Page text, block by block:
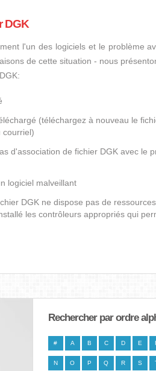
DGK
l'un des logiciels et le problème
de cette situation - nous
(téléchargez à nouveau le
courriel)
d'association de fichier DGK avec le
logiciel malveillant
DGK ne dispose pas de
les contrôleurs appropriés qui
Rechercher par ordre
# A B C D E
N O P Q R S